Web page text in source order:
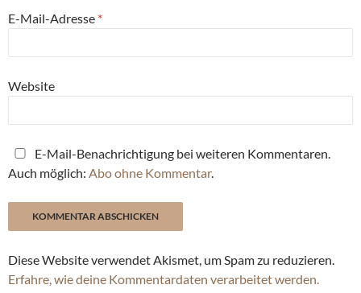
E-Mail-Adresse *
Website
E-Mail-Benachrichtigung bei weiteren Kommentaren.
Auch möglich: Abo ohne Kommentar.
Diese Website verwendet Akismet, um Spam zu reduzieren.
Erfahre, wie deine Kommentardaten verarbeitet werden.